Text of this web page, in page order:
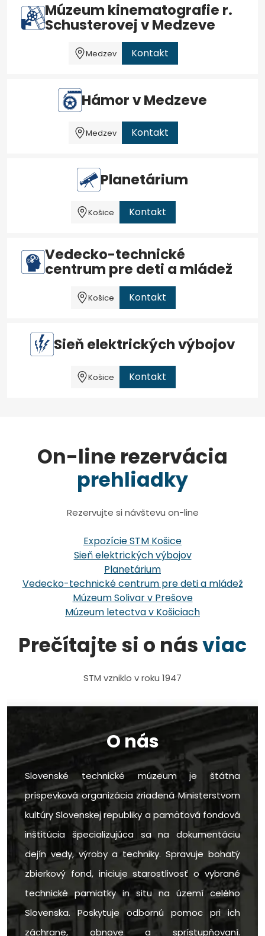
Múzeum kinematografie r.
Schusterovej v Medzeve
Medzev Kontakt
Hámor v Medzeve
Medzev Kontakt
Planetárium
Košice Kontakt
Vedecko-technické
centrum pre deti a mládež
Košice Kontakt
Sieň elektrických výbojov
Košice Kontakt
On-line rezervácia
prehliadky
Rezervujte si návštevu on-line
Expozície STM Košice
Sieň elektrických výbojov
Planetárium
Vedecko-technické centrum pre deti a mládež
Múzeum Solivar v Prešove
Múzeum letectva v Košiciach
Prečítajte si o násviac
STM vzniklo v roku 1947
O nás
Slovenské technické múzeum je štátna
príspevková organizácia zriadená Ministerstvom
kultúry Slovenskej republiky a pamäťová fondová
inštitúcia špecializujúca sa na dokumentáciu
dejín vedy, výroby a techniky. Spravuje bohatý
zbierkový fond, iniciuje starostlivosť o vybrané
technické pamiatky in situ na území celého
Slovenska. Poskytuje odbornú pomoc pri ich
záchrane, obnove a sprístupňovaní.